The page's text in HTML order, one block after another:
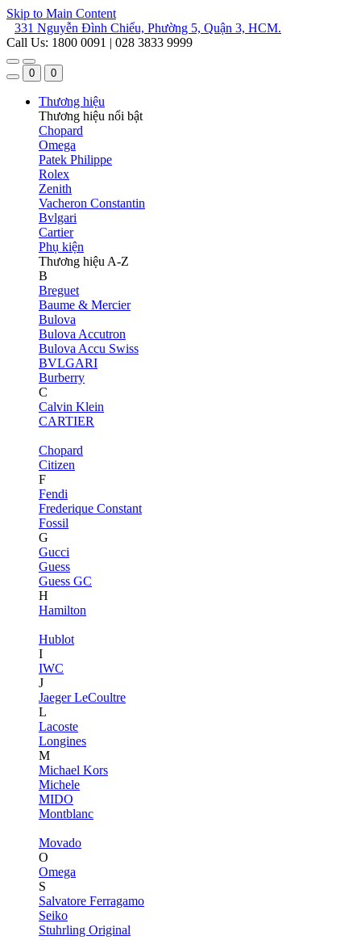
Skip to Main Content
331 Nguyễn Đình Chiểu, Phường 5, Quận 3, HCM.
Call Us: 1800 0091 | 028 3833 9999
0 0
Thương hiệu
Thương hiệu nổi bật
Chopard
Omega
Patek Philippe
Rolex
Zenith
Vacheron Constantin
Bvlgari
Cartier
Phụ kiện
Thương hiệu A-Z
B
Breguet
Baume & Mercier
Bulova
Bulova Accutron
Bulova Accu Swiss
BVLGARI
Burberry
C
Calvin Klein
CARTIER
Chopard
Citizen
F
Fendi
Frederique Constant
Fossil
G
Gucci
Guess
Guess GC
H
Hamilton
Hublot
I
IWC
J
Jaeger LeCoultre
L
Lacoste
Longines
M
Michael Kors
Michele
MIDO
Montblanc
Movado
O
Omega
S
Salvatore Ferragamo
Seiko
Stuhrling Original